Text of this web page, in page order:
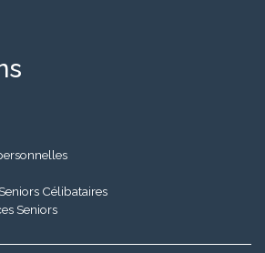
Célibataires
Seniors